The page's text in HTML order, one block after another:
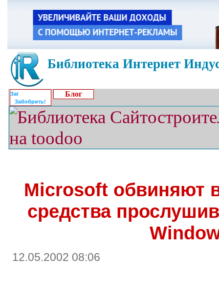
Библиотека Интернет
Забобрить!
Блог
Microsoft обвиняют
средства
12.05.2002 08:06